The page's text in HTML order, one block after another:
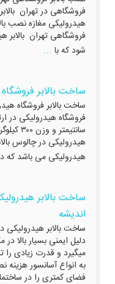
فروشگاهی در تهران
هیدرولیکی مغازه نصب
فروشگاهی تهران بالابر
شود که با ...
ساخت بالابر
ساخت بالابر فروشگاه
هیدرولیکی در چالوس
هیدرولیکی می باشد که
ساخت بالابر
اندیشه
ساخت بالابر هیدرولیکی
دلیل ایمنی بسیار بالا
میگیرد و قدرت زیادی را
به انواع آسانسور
فضای کمتری را در